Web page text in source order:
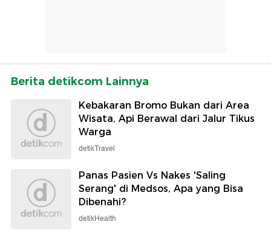
Berita detikcom Lainnya
Kebakaran Bromo Bukan dari Area
Wisata, Api Berawal dari Jalur Tikus
Warga
detikTravel
Panas Pasien Vs Nakes 'Saling
Serang' di Medsos, Apa yang Bisa
Dibenahi?
detikHealth